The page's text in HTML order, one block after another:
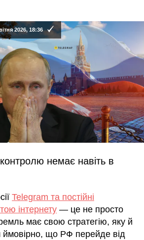
2026, 18:36
немає навіть в
Telegram та постійні
інтернету — це не просто
має свою стратегію, яку й
ймовірно, що РФ перейде від